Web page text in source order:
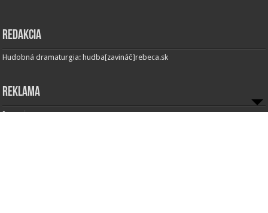
Redakcia
Hudobná dramaturgia: hudba[zavináč]rebeca.sk
Reklama
Inzercia: